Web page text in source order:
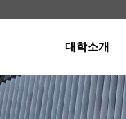
대학소개
학장인사말
교육이념